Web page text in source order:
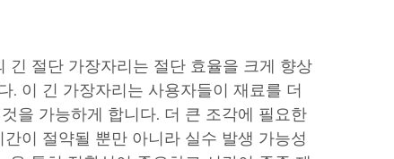
긴 절단 가장자리는 절단 효율을 크게 향상
. 이 긴 가장자리는 사용자들이 재료를 더
을 가능하게 합니다. 더 큰 조각에 필요한
이 절약될 뿐만 아니라 실수 발생 가능성